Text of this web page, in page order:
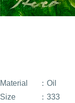
Material
：Oil
Size
：333